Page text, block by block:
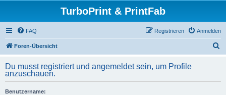
TurboPrint & PrintFab
FAQ Anmelden
Registrieren
Foren-Übersicht
h
Du musst registriert und angemeldet sein, um Profile
anzuschauen.
Benutzername: